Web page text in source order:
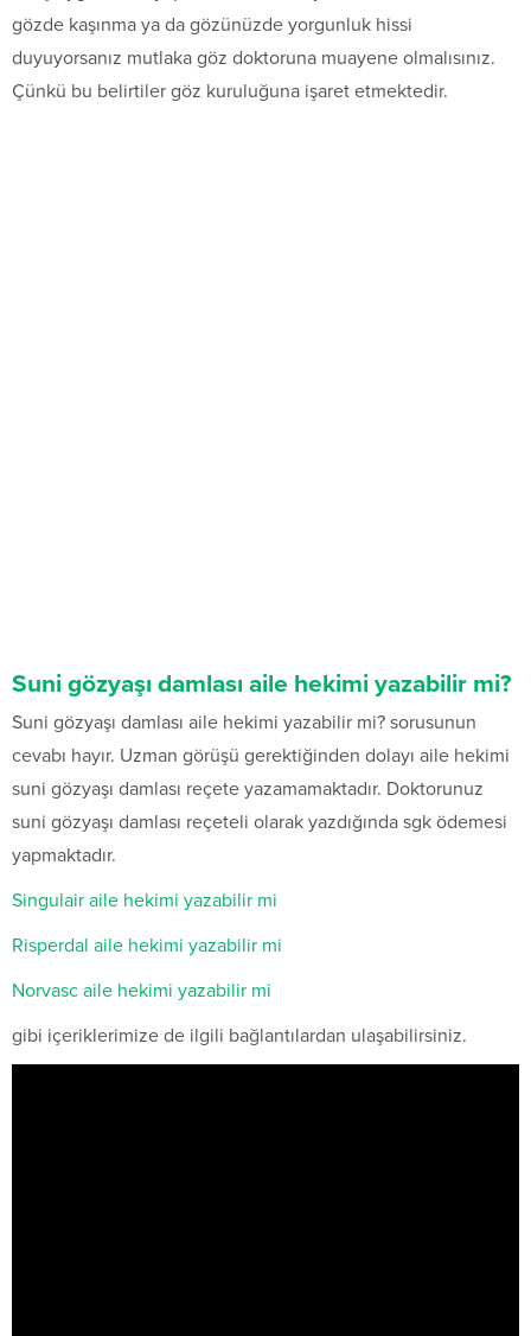
gözde kaşınma ya da gözünüzde yorgunluk hissi
duyuyorsanız mutlaka göz doktoruna muayene olmalısınız.
Çünkü bu belirtiler göz kuruluğuna işaret etmektedir.
Suni gözyaşı damlası aile hekimi yazabilir mi?
Suni gözyaşı damlası aile hekimi yazabilir mi? sorusunun
cevabı hayır. Uzman görüşü gerektiğinden dolayı aile hekimi
suni gözyaşı damlası reçete yazamamaktadır. Doktorunuz
suni gözyaşı damlası reçeteli olarak yazdığında sgk ödemesi
yapmaktadır.
Singulair aile hekimi yazabilir mi
Risperdal aile hekimi yazabilir mi
Norvasc aile hekimi yazabilir mi
gibi içeriklerimize de ilgili bağlantılardan ulaşabilirsiniz.